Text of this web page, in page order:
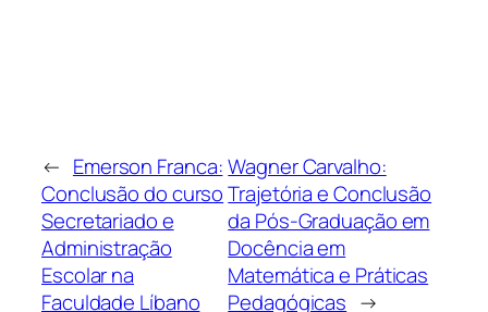
← Emerson Franca:
Conclusão do curso
Secretariado e
Administração
Escolar na
Faculdade Líbano
Wagner Carvalho:
Trajetória e Conclusão
da Pós-Graduação em
Docência em
Matemática e Práticas
Pedagógicas →